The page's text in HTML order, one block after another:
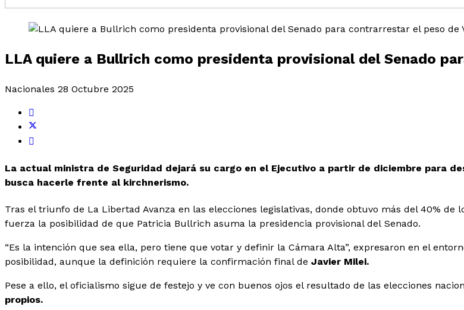
LLA quiere a Bullrich como presidenta provisional del Senado
Nacionales 28 Octubre 2025
La actual ministra de Seguridad dejará su cargo en el Ejecutivo a partir de diciembre para
busca hacerle frente al kirchnerismo.
Tras el triunfo de La Libertad Avanza en las elecciones legislativas, donde obtuvo más del 40%
fuerza la posibilidad de que Patricia Bullrich asuma la presidencia provisional del Senado.
“Es la intención que sea ella, pero tiene que votar y definir la Cámara Alta”, expresaron en el
posibilidad, aunque la definición requiere la confirmación final de Javier Milei.
Pese a ello, el oficialismo sigue de festejo y ve con buenos ojos el resultado de las elecciones
propios.